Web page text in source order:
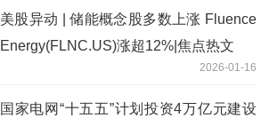
美股异动 | 储能概念股多数上涨 Fluence
Energy(FLNC.US)涨超12%|焦点热文
2026-01-16
国家电网“十五五”计划投资4万亿元建设